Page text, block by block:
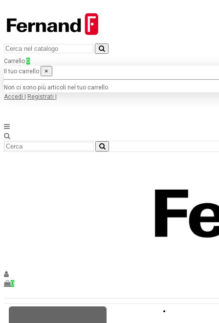
Carrello 0
Il tuo carrello
×
Non ci sono più articoli nel tuo carrello
Accedi
Registrati
0